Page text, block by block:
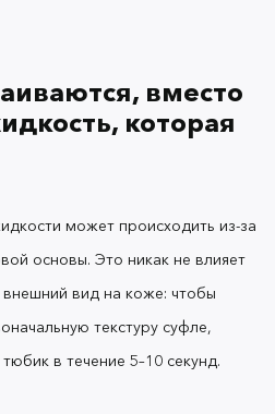
OK Beauty
легко
руку свотч, подождите,
и рыспылите воду.
не осыпалось и не
всего дня. Карандаши
вместо
которая
может происходить из-за
основы. Это никак не влияет
внешний вид на коже: чтобы
текстуру суфле,
в течение 5–10 секунд.